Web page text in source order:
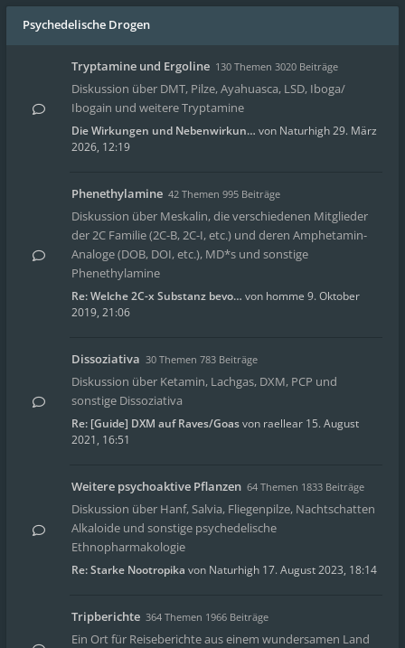
Psychedelische Drogen
Tryptamine und Ergoline 130 Themen 3020 Beiträge
Diskussion über DMT, Pilze, Ayahuasca, LSD, Iboga/
Ibogain und weitere Tryptamine
Die Wirkungen und Nebenwirkun… von Naturhigh29. März
2026, 12:19
Phenethylamine 42 Themen 995 Beiträge
Diskussion über Meskalin, die verschiedenen Mitglieder
der 2C Familie (2C-B, 2C-I, etc.) und deren Amphetamin-
Analoge (DOB, DOI, etc.), MD*s und sonstige
Phenethylamine
Re: Welche 2C-x Substanz bevo… von homme 9. Oktober
2019, 21:06
Dissoziativa 30 Themen 783 Beiträge
Diskussion über Ketamin, Lachgas, DXM, PCP und
sonstige Dissoziativa
Re: [Guide] DXM auf Raves/Goasvon raellear 15. August
2021, 16:51
Weitere psychoaktive Pflanzen 64 Themen 1833 Beiträge
Diskussion über Hanf, Salvia, Fliegenpilze, Nachtschatten
Alkaloide und sonstige psychedelische
Ethnopharmakologie
Re: Starke Nootropika von Naturhigh 17. August 2023, 18:14
Tripberichte 364 Themen 1966 Beiträge
Ein Ort für Reiseberichte aus einem wundersamen Land